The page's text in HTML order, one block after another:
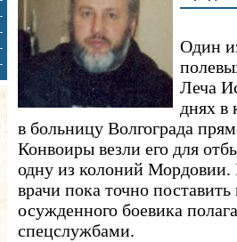
Один
Леча
днях в
в больницу Волгограда
Конвоиры везли его для
одну из колоний
врачи пока точно
осужденного боевика
спецслужбами.